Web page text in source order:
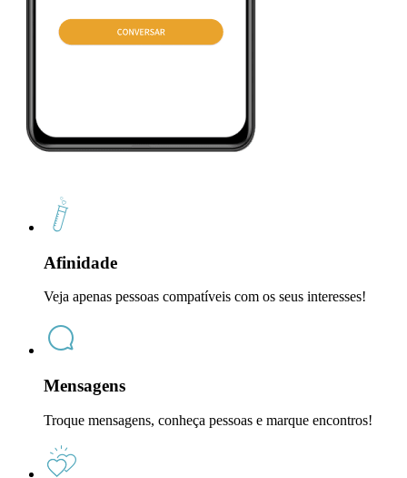
Afinidade
Veja apenas pessoas compatíveis com os seus interesses!
Mensagens
Troque mensagens, conheça pessoas e marque encontros!